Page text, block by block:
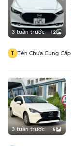
3 tuần trước 12
T Tên Chưa Cung Cấp
3 tuần trước 5